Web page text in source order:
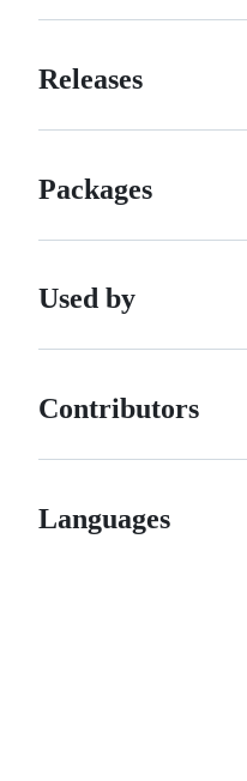
Releases
Packages
Used by
Contributors
Languages